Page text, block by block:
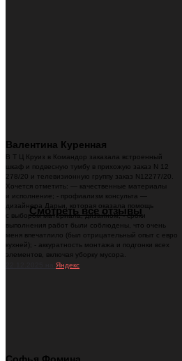
Смотреть все отзывы
Валентина Куренная
В Т Ц Круиз в Командор заказала встроенный
шкаф и подвесную тумбу в прихожую заказ N 12
278/20 и телевизионную группу заказ N12277/20.
Хочется отметить: — качественные материалы
и исполнение; - профиализм консульта —
дизайнера Дарьи, которая оказала помощь
с выбором материала, дизайном; - сроки
выполнения работ были соблюдены, что очень
меня впечатлило (был отрицательный опыт с евро
кухней); - аккуратность монтажа и подгонки всех
элементов, включая уборку мусора.
Яндекс